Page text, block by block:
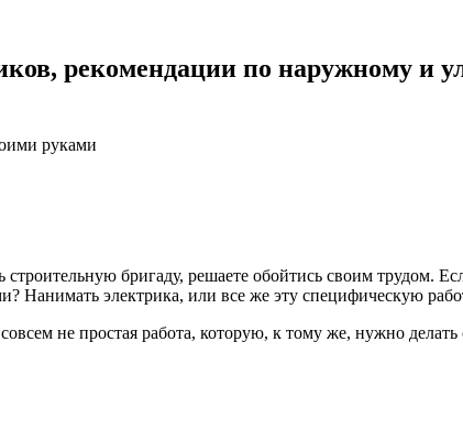
рекомендации по наружному и
руками
бригаду, решаете обойтись своим трудом.
Нанимать электрика, или все же эту специфическую
не простая работа, которую, к тому же, нужно